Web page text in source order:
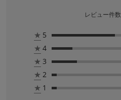
レビュー件数
★ 5
★ 4
★ 3
★ 2
★ 1